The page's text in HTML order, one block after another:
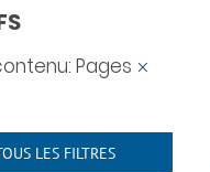
Pages
LES FILTRES